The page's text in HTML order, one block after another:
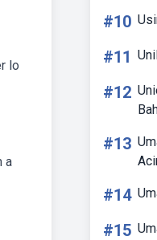
lo
a
#10
#11
#12
#13
#14
#15